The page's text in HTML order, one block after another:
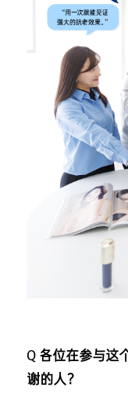
Q 各位在参与这
谢的人？